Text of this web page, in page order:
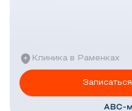
Клиника в Раменках
Записаться